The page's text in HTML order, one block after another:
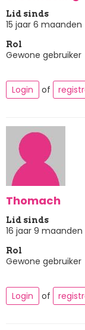
Lid sinds
15 jaar 6 maanden
Rol
Gewone gebruiker
Login of
Thomach
Lid sinds
16 jaar 9 maanden
Rol
Gewone gebruiker
Login of